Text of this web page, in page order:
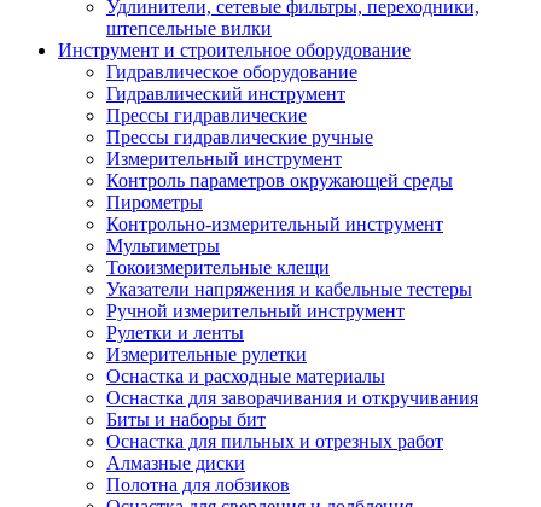
Удлинители, сетевые фильтры, переходники,
штепсельные вилки
Инструмент и строительное оборудование
Гидравлическое оборудование
Гидравлический инструмент
Прессы гидравлические
Прессы гидравлические ручные
Измерительный инструмент
Контроль параметров окружающей среды
Пирометры
Контрольно-измерительный инструмент
Мультиметры
Токоизмерительные клещи
Указатели напряжения и кабельные тестеры
Ручной измерительный инструмент
Рулетки и ленты
Измерительные рулетки
Оснастка и расходные материалы
Оснастка для заворачивания и откручивания
Биты и наборы бит
Оснастка для пильных и отрезных работ
Алмазные диски
Полотна для лобзиков